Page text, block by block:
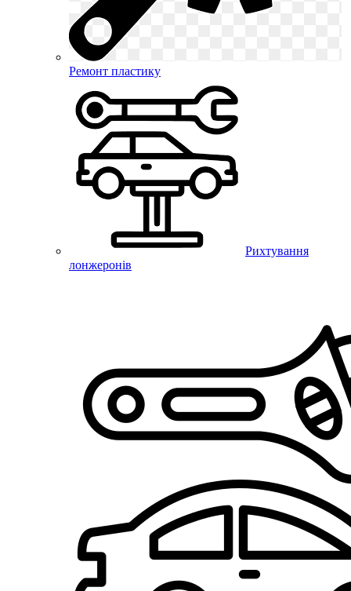
Ремонт пластику
Рихтування
лонжеронів